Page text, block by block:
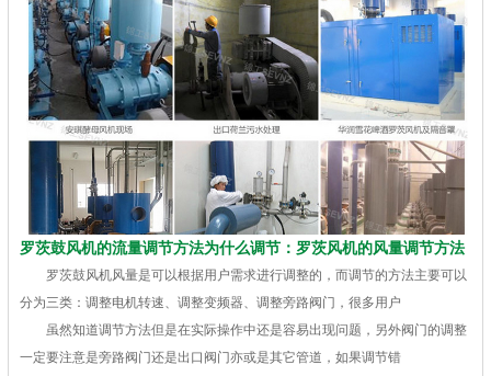
罗茨鼓风机的流量调节方法为什么调节：罗茨风机的风量调节方法
罗茨鼓风机风量是可以根据用户需求进行调整的，而调节的方法主要可以
分为三类：调整电机转速、调整变频器、调整旁路阀门，很多用户
虽然知道调节方法但是在实际操作中还是容易出现问题，另外阀门的调整
一定要注意是旁路阀门还是出口阀门亦或是其它管道，如果调节错